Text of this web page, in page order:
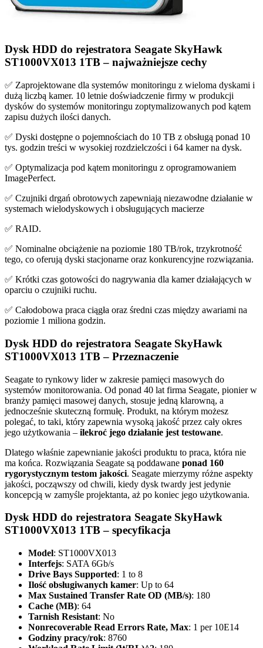
Dysk HDD do rejestratora Seagate SkyHawk
ST1000VX013 1TB – najważniejsze cechy
✅ Zaprojektowane dla systemów monitoringu z wieloma dyskami i
dużą liczbą kamer. 10 letnie doświadczenie firmy w produkcji
dysków do systemów monitoringu zoptymalizowanych pod kątem
zapisu dużych ilości danych.
✅ Dyski dostępne o pojemnościach do 10 TB z obsługą ponad 10
tys. godzin treści w wysokiej rozdzielczości i 64 kamer na dysk.
✅ Optymalizacja pod kątem monitoringu z oprogramowaniem
ImagePerfect.
✅ Czujniki drgań obrotowych zapewniają niezawodne działanie w
systemach wielodyskowych i obsługujących macierze
✅ RAID.
✅ Nominalne obciążenie na poziomie 180 TB/rok, trzykrotność
tego, co oferują dyski stacjonarne oraz konkurencyjne rozwiązania.
✅ Krótki czas gotowości do nagrywania dla kamer działających w
oparciu o czujniki ruchu.
✅ Całodobowa praca ciągła oraz średni czas między awariami na
poziomie 1 miliona godzin.
Dysk HDD do rejestratora Seagate SkyHawk
ST1000VX013 1TB – Przeznaczenie
Seagate to rynkowy lider w zakresie pamięci masowych do
systemów monitorowania. Od ponad 40 lat firma Seagate, pionier w
branży pamięci masowej danych, stosuje jedną klarowną, a
jednocześnie skuteczną formułę. Produkt, na którym możesz
polegać, to taki, który zapewnia wysoką jakość przez cały okres
jego użytkowania – ilekroć jego działanie jest testowane.
Dlatego właśnie zapewnianie jakości produktu to praca, która nie
ma końca. Rozwiązania Seagate są poddawane ponad 160
rygorystycznym testom jakości. Seagate mierzymy różne aspekty
jakości, począwszy od chwili, kiedy dysk twardy jest jedynie
koncepcją w zamyśle projektanta, aż po koniec jego użytkowania.
Dysk HDD do rejestratora Seagate SkyHawk
ST1000VX013 1TB – specyfikacja
Model: ST1000VX013
Interfejs: SATA 6Gb/s
Drive Bays Supported: 1 to 8
Ilość obsługiwanych kamer: Up to 64
Max Sustained Transfer Rate OD (MB/s): 180
Cache (MB): 64
Tarnish Resistant: No
Nonrecoverable Read Errors Rate, Max: 1 per 10E14
Godziny pracy/rok: 8760